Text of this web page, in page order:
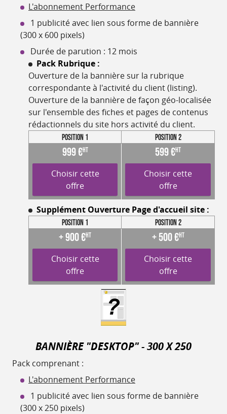
L'abonnement Performance
1 publicité avec lien sous forme de bannière
(300 x 600 pixels)
Durée de parution : 12 mois
Pack Rubrique :
Ouverture de la bannière sur la rubrique
correspondante à l'activité du client (listing).
Ouverture de la bannière de façon géo-localisée
sur l'ensemble des fiches et pages de contenus
rédactionnels du site hors activité du client.
Position 1 Position 2
999 €HT 599 €HT
Choisir cette
offre
Choisir cette
offre
Supplément Ouverture Page d'accueil site :
Position 1 Position 2
+ 900 €HT + 500 €HT
Choisir cette
offre
Choisir cette
offre
BANNIÈRE "DESKTOP" - 300 X 250
Pack comprenant :
L'abonnement Performance
1 publicité avec lien sous forme de bannière
(300 x 250 pixels)